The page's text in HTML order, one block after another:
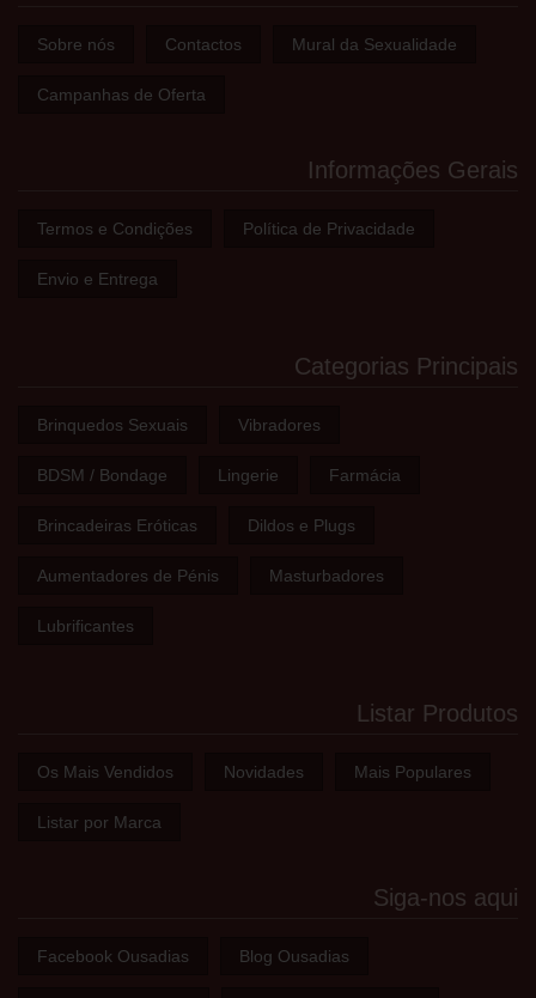
Sobre nós Contactos Mural da Sexualidade
Campanhas de Oferta
Informações Gerais
Termos e Condições Política de Privacidade
Envio e Entrega
Categorias Principais
Brinquedos Sexuais Vibradores
BDSM / Bondage Lingerie Farmácia
Brincadeiras Eróticas Dildos e Plugs
Aumentadores de Pénis Masturbadores
Lubrificantes
Listar Produtos
Os Mais Vendidos Novidades Mais Populares
Listar por Marca
Siga-nos aqui
Facebook Ousadias Blog Ousadias